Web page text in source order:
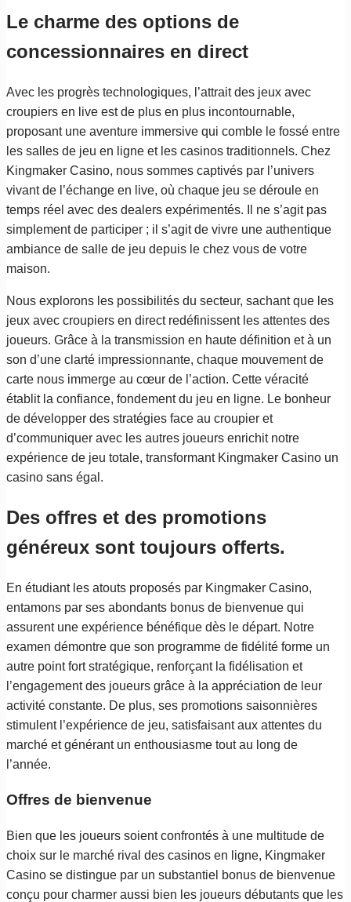
Le charme des options de
concessionnaires en direct
Avec les progrès technologiques, l’attrait des jeux avec
croupiers en live est de plus en plus incontournable,
proposant une aventure immersive qui comble le fossé entre
les salles de jeu en ligne et les casinos traditionnels. Chez
Kingmaker Casino, nous sommes captivés par l’univers
vivant de l’échange en live, où chaque jeu se déroule en
temps réel avec des dealers expérimentés. Il ne s’agit pas
simplement de participer ; il s’agit de vivre une authentique
ambiance de salle de jeu depuis le chez vous de votre
maison.
Nous explorons les possibilités du secteur, sachant que les
jeux avec croupiers en direct redéfinissent les attentes des
joueurs. Grâce à la transmission en haute définition et à un
son d’une clarté impressionnante, chaque mouvement de
carte nous immerge au cœur de l’action. Cette véracité
établit la confiance, fondement du jeu en ligne. Le bonheur
de développer des stratégies face au croupier et
d’communiquer avec les autres joueurs enrichit notre
expérience de jeu totale, transformant Kingmaker Casino un
casino sans égal.
Des offres et des promotions
généreux sont toujours offerts.
En étudiant les atouts proposés par Kingmaker Casino,
entamons par ses abondants bonus de bienvenue qui
assurent une expérience bénéfique dès le départ. Notre
examen démontre que son programme de fidélité forme un
autre point fort stratégique, renforçant la fidélisation et
l’engagement des joueurs grâce à la appréciation de leur
activité constante. De plus, ses promotions saisonnières
stimulent l’expérience de jeu, satisfaisant aux attentes du
marché et générant un enthousiasme tout au long de
l’année.
Offres de bienvenue
Bien que les joueurs soient confrontés à une multitude de
choix sur le marché rival des casinos en ligne, Kingmaker
Casino se distingue par un substantiel bonus de bienvenue
conçu pour charmer aussi bien les joueurs débutants que les